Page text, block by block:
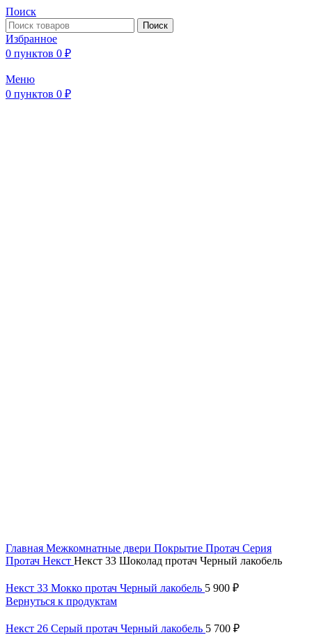
Поиск
Поиск
Избранное
0 пунктов 0 ₽
Меню
0 пунктов 0 ₽
Главная Межкомнатные двери Покрытие Протач Серия
Протач Некст Некст 33 Шоколад протач Черный лакобель
Некст 33 Мокко протач Черный лакобель 5 900 ₽
Вернуться к продуктам
Некст 26 Серый протач Черный лакобель 5 700 ₽